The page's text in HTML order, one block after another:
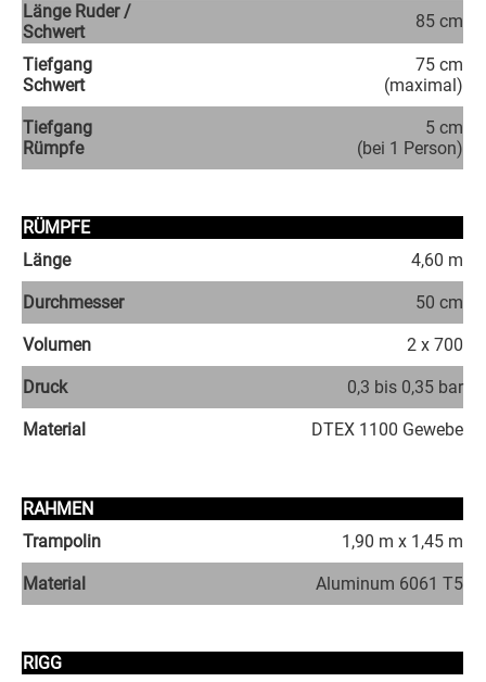
Länge Ruder /
Schwert
85 cm
Tiefgang
Schwert
75 cm
(maximal)
Tiefgang
Rümpfe
5 cm
(bei 1 Person)
RÜMPFE
Länge
4,60 m
Durchmesser 50 cm
Volumen 2 x 700
Druck 0,3 bis 0,35 bar
Material DTEX 1100 Gewebe
RAHMEN
Trampolin
1,90 m x 1,45 m
Material Aluminum 6061 T5
RIGG